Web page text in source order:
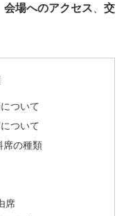
会場へのアクセス
交
ついて
ついて
席の種類
席